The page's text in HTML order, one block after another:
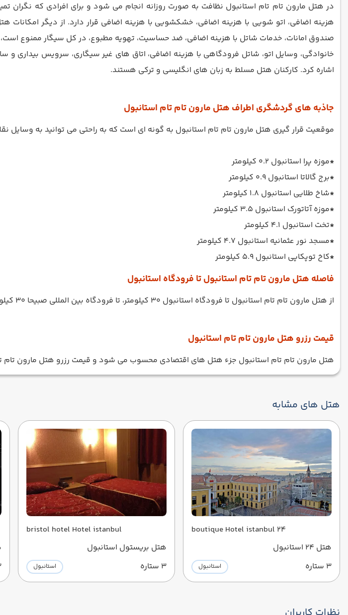
در هتل مارون تام تام استانبول نظافت به صورت روزانه انجام می شود و برای افرادی که نگران
صندوق امانات، خدمات شاتل با هزینه اضافی، ضد حساسیت، تهویه مطبوع، در کل سیگار ممنوع
خانوادگی، وسایل اتو، شاتل فرودگاهی با هزینه اضافی، اتاق های غیر سیگاری، سرویس بیداری
اشاره کرد. کارکنان هتل مسلط به زبان های انگلیسی و ترکی هستند.
جاذبه های گردشگری اطراف هتل مارون تام تام استانبول
موقعیت قرار گیری هتل مارون تام تام استانبول به گونه ای است که به راحتی می توانید به وسایل
*موزه پرا استانبول 0.2 کیلومتر
*برج گالاتا استانبول 0.9 کیلومتر
*شاخ طلایی استانبول 1.8 کیلومتر
*موزه آتاتورک استانبول 3.5 کیلومتر
*تخت استانبول 4.1 کیلومتر
*مسجد نور عثمانیه استانبول 4.7 کیلومتر
*کاخ توپکاپی استانبول 5.9 کیلومتر
فاصله هتل مارون تام تام استانبول تا فرودگاه استانبول
از هتل مارون تام تام استانبول تا فرودگاه استانبول 30 کیلومتر، تا فرودگاه بین المللی صبیحا 30 کیلومتر و تا فرودگاه تکیرداغ چورلو استانبول 88 کیلومتر فاصله است.
قیمت رزرو هتل مارون تام تام استانبول
هتل مارون تام تام استانبول جزء هتل های اقتصادی محسوب می شود و قیمت رزرو هتل مارون تام
هتل های مشابه
24 boutique Hotel istanbul
هتل 24 استانبول
3 ستاره
استانبول
bristol hotel Hotel istanbul
هتل بریستول استانبول
3 ستاره
استانبول
3